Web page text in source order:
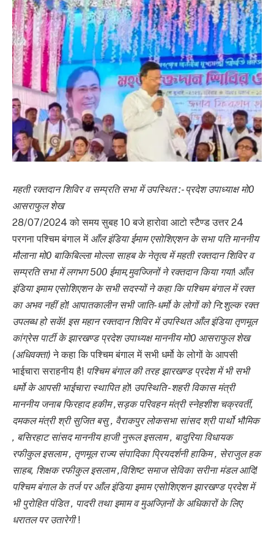
महती रक्तदान शिविर व सम्प्रति सभा में उपस्थित :- प्रदेश उपाध्याक्ष मो0
आसराफुल शेख
28/07/2024 को समय सुबह 10 बजे हारोवा आटो स्टैण्ड उत्तर 24
परगना पश्चिम बंगाल में आँल इंडिया ईमाम एसोशिएशन के सभा पति माननीय
मौलाना मो0 बाकिबिल्ला मोल्ला साहब के नेतृत्व में महती रक्तदान शिविर व
सम्प्रति सभा में लगभग 500 ईमाम,मुवज्जिनों ने रक्तदान किया गया! आँल
इंडिया इमाम एसोशिएशन के सभी सदस्यों ने कहा कि पश्चिम बंगाल में रक्त
का अभव नहीं हो! आपातकालीन सभी जाति-धर्मो के लोगों को नि:शुल्क रक्त
उपलब्ध हो सकें! इस महान रक्तदान शिविर में उपस्थित आँल इंडिया तृणमूल
कांग्रेस पार्टी के झारखण्ड प्रदेश उपाध्यक्ष माननीय मो0 आसराफुल शेख
(अधिवक्ता) ने कहा कि पश्चिम बंगाल में सभी धर्मो के लोगों के आपसी
भाईचारा सराहनीय है! पश्चिम बंगाल की तरह झारखण्ड प्रदेश में भी सभी
धर्मो के आपसी भाईचारा स्थापित हो! उपस्थिति -शहरी विकास मंत्री
माननीय जनाब फिरहाद हकीम ,सड़क परिवहन मंत्री स्नेहशीश चक्रवर्ती,
दमकल मंत्री श्री सुजित बसु , वैराकपुर लोकसभा सांसद श्री पार्थो भौमिक
, बसिरहाट सांसद माननीय हाजी नुरूल इसलाम , बादुरिया विधायक
रफीकुल इसलाम , तृणमूल राज्य संपादिका प्रियदर्शनी हाकिम , सेराजुल हक
साहब, शिक्षक रफीकुल इसलाम ,विशिष्ट समाज सेविका सरीना मंडल आदि!
पश्चिम बंगाल के तर्ज पर आँल इंडिया इमाम एसोशिएशन झारखण्ड प्रदेश में
भी पुरोहित पंडित , पादरी तथा इमाम व मुअज्ज़िनों के अधिकारों के लिए
धरातल पर उतारेगी!